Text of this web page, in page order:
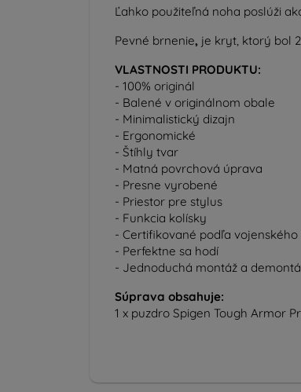
Ľahko použiteľná noha poslúži
Pevné brnenie, je kryt, ktorý bol
VLASTNOSTI PRODUKTU:
- 100% originál
- Balené v originálnom obale
- Minimalistický dizajn
- Ergonomické
- Štíhly tvar
- Matná povrchová úprava
- Presne vyrobené
- Priestor pre stylus
- Funkcia kolísky
- Certifikované podľa vojenského
- Perfektne sa hodí
- Jednoduchá montáž a
Súprava obsahuje:
1 x puzdro Spigen Tough Armor